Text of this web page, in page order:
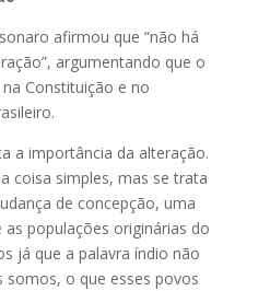
afirmou que “não há
argumentando que o
Constituição e no
a importância da alteração.
coisa simples, mas se trata
de concepção, uma
populações originárias do
já que a palavra índio não
somos, o que esses povos